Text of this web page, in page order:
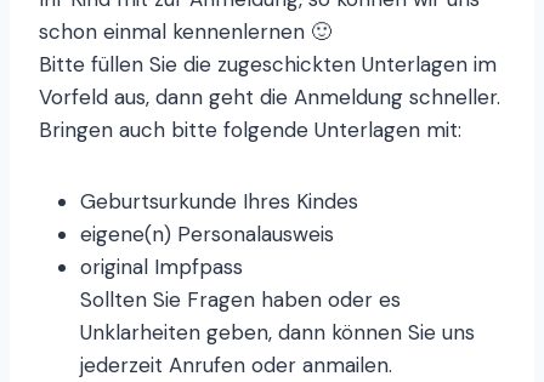
schon einmal kennenlernen 🙂
Bitte füllen Sie die zugeschickten Unterlagen im
Vorfeld aus, dann geht die Anmeldung schneller.
Bringen auch bitte folgende Unterlagen mit:
Geburtsurkunde Ihres Kindes
eigene(n) Personalausweis
original Impfpass
Sollten Sie Fragen haben oder es
Unklarheiten geben, dann können Sie uns
jederzeit Anrufen oder anmailen.